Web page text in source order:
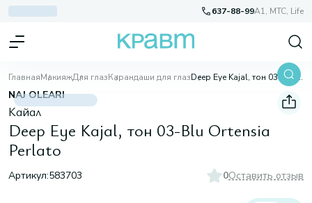
637-88-99A1, МТС, Life
ГлавнаяМакияжДля глазКарандаши для глаз Deep Eye Kajal, тон 03-Blu Ortensia Perlato
NAJ OLEARI
Кайал
Deep Eye Kajal, тон 03-Blu Ortensia
Perlato
Артикул:583703 0Оставить отзыв